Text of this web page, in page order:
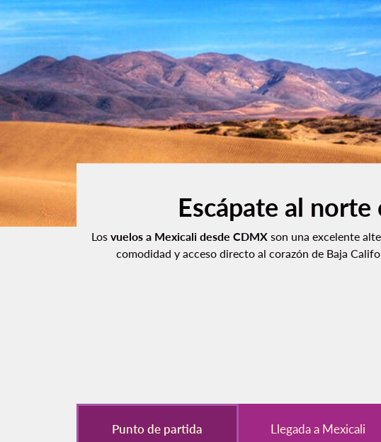
Escápate al
Los vuelos a Mexicali desde CDMX son una excelente
comodidad y acceso directo al corazón de Baja
Punto de partida Llegada a Mexicali